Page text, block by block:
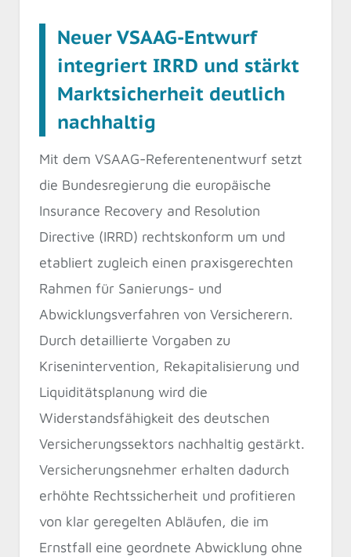
Neuer VSAAG-Entwurf
integriert IRRD und stärkt
Marktsicherheit deutlich
nachhaltig
Mit dem VSAAG-Referentenentwurf setzt
die Bundesregierung die europäische
Insurance Recovery and Resolution
Directive (IRRD) rechtskonform um und
etabliert zugleich einen praxisgerechten
Rahmen für Sanierungs- und
Abwicklungsverfahren von Versicherern.
Durch detaillierte Vorgaben zu
Krisenintervention, Rekapitalisierung und
Liquiditätsplanung wird die
Widerstandsfähigkeit des deutschen
Versicherungssektors nachhaltig gestärkt.
Versicherungsnehmer erhalten dadurch
erhöhte Rechtssicherheit und profitieren
von klar geregelten Abläufen, die im
Ernstfall eine geordnete Abwicklung ohne